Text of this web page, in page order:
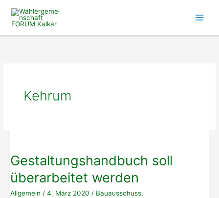
Inhalt
Kehrum
Gestaltungshandbuch soll
überarbeitet werden
Allgemein /4. März 2020 / Bauausschuss,